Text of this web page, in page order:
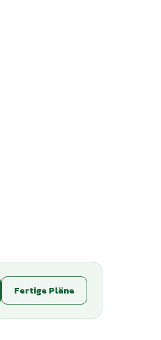
Fertige Pläne